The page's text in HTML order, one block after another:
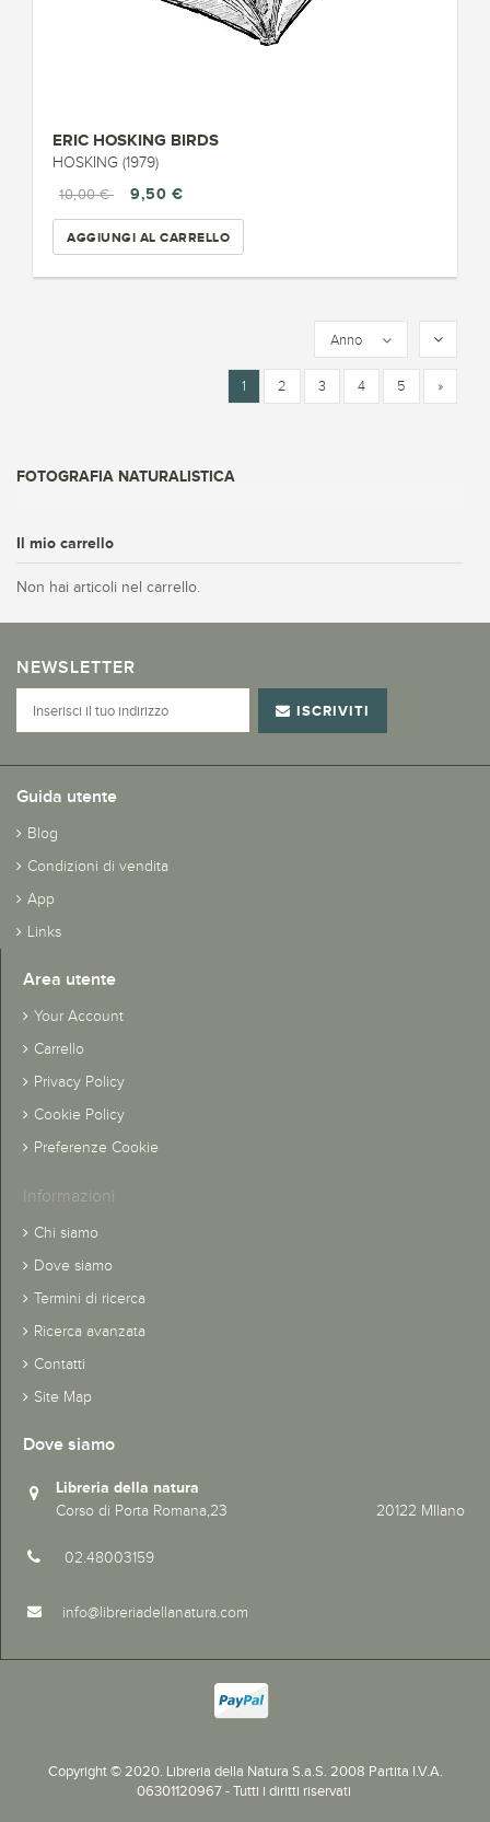
ERIC HOSKING BIRDS
HOSKING (1979)
10,00 €
9,50 €
AGGIUNGI AL CARRELLO
Anno
1 2 3 4 5 »
FOTOGRAFIA NATURALISTICA
Il mio carrello
Non hai articoli nel carrello.
NEWSLETTER
ISCRIVITI
Guida utente
Blog
Condizioni di vendita
App
Links
Area utente
Your Account
Carrello
Privacy Policy
Cookie Policy
Preferenze Cookie
Informazioni
Chi siamo
Dove siamo
Termini di ricerca
Ricerca avanzata
Contatti
Site Map
Dove siamo
Libreria della natura
Corso di Porta Romana,23 20122 MIlano
02.48003159
info@libreriadellanatura.com
Copyright © 2020. Libreria della Natura S.a.S. 2008 Partita I.V.A.
06301120967 - Tutti i diritti riservati